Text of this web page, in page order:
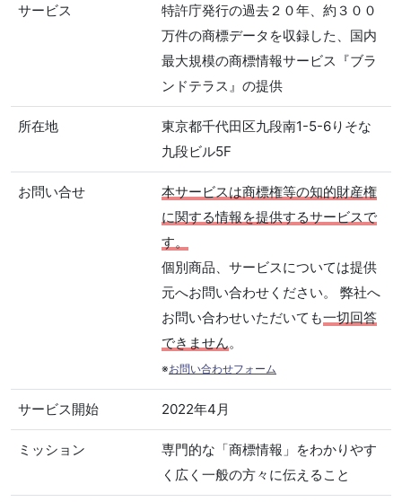
サービス
特許庁発行の過去２０年、約３００
万件の商標データを収録した、国内
最大規模の商標情報サービス『ブラ
ンドテラス』の提供
所在地
東京都千代田区九段南1-5-6りそな
九段ビル5F
お問い合せ
本サービスは商標権等の知的財産権
に関する情報を提供するサービスで
す。
個別商品、サービスについては提供
元へお問い合わせください。 弊社へ
お問い合わせいただいても一切回答
できません。
※お問い合わせフォーム
サービス開始 2022年4月
ミッション
専門的な「商標情報」をわかりやす
く広く一般の方々に伝えること